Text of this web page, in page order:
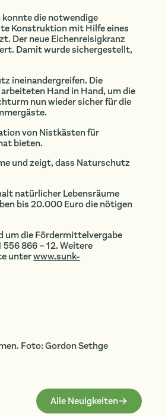
konnte die notwendige
Konstruktion mit Hilfe eines
Der neue Eichenreisigkranz
Damit wurde sichergestellt,
ineinandergreifen. Die
Hand in Hand, um die
nun wieder sicher für die
von Nistkästen für
bieten.
und zeigt, dass Naturschutz
natürlicher Lebensräume
bis 20.000 Euro die nötigen
um die Fördermittelvergabe
866 – 12. Weitere
unterwww.sunk-
Foto: Gordon Sethge
Alle Neuigkeiten